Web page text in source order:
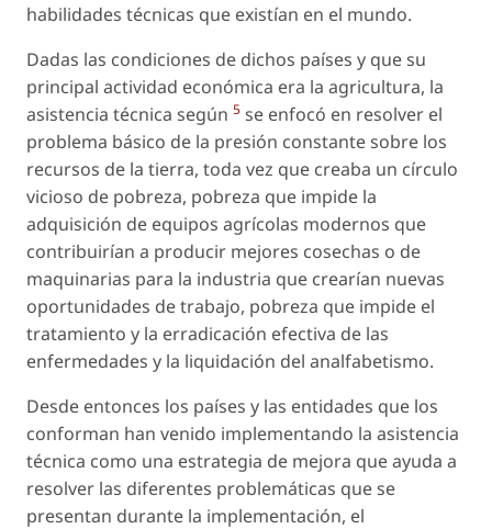
habilidades técnicas que existían en el mundo.
Dadas las condiciones de dichos países y que su
principal actividad económica era la agricultura, la
asistencia técnica según 5 se enfocó en resolver el
problema básico de la presión constante sobre los
recursos de la tierra, toda vez que creaba un círculo
vicioso de pobreza, pobreza que impide la
adquisición de equipos agrícolas modernos que
contribuirían a producir mejores cosechas o de
maquinarias para la industria que crearían nuevas
oportunidades de trabajo, pobreza que impide el
tratamiento y la erradicación efectiva de las
enfermedades y la liquidación del analfabetismo.
Desde entonces los países y las entidades que los
conforman han venido implementando la asistencia
técnica como una estrategia de mejora que ayuda a
resolver las diferentes problemáticas que se
presentan durante la implementación, el